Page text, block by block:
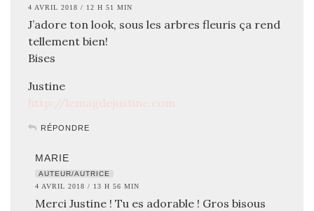
4 AVRIL 2018 / 12 H 51 MIN
J’adore ton look, sous les arbres fleuris ça rend
tellement bien!
Bises
Justine
http://lemagdejustine.com
RÉPONDRE
MARIE
AUTEUR/AUTRICE
4 AVRIL 2018 / 13 H 56 MIN
Merci Justine ! Tu es adorable ! Gros bisous